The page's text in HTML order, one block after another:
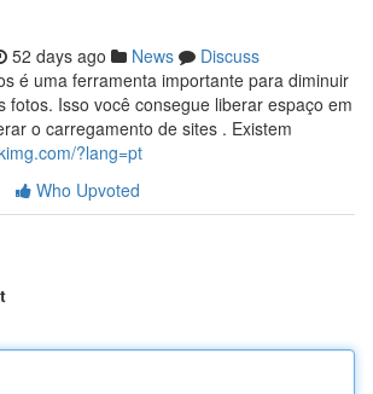
52 days ago News
Discuss
é uma ferramenta importante para diminuir
fotos. Isso você consegue liberar espaço em
o carregamento de sites . Existem
?lang=pt
Who Upvoted